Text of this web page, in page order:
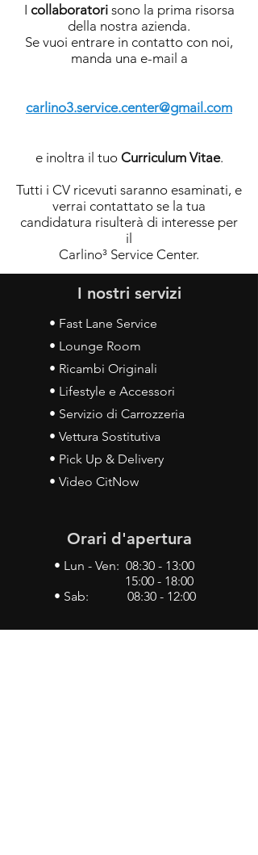
I collaboratorisono la prima risorsa
della nostra azienda.
Se vuoi entrare in contatto con noi,
manda una e-mail a
carlino3.service.center@gmail.com
e inoltra il tuo Curriculum Vitae.
Tutti i CV ricevuti saranno esaminati, e
verrai contattato se la tua
candidatura risulterà di interesse per
il
Carlino³ Service Center.
I nostri servizi
• Fast Lane Service
• Lounge Room
• Ricambi Originali
• Lifestyle e Accessori
• Servizio di Carrozzeria
• Vettura Sostitutiva
• Pick Up & Delivery
• Video CitNow
Orari d'apertura
• Lun - Ven: 08:30 - 13:00
15:00 - 18:00
• Sab: 08:30 - 12:00